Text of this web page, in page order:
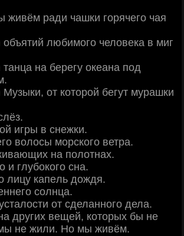
живём ради чашки горячего чая
любимого человека в миг
на берегу океана под
от которой бегут мурашки
игры в снежки.
волосы морского ветра.
на полотнах.
и глубокого сна.
лицy капeль дoждя.
солнца.
от cделанного дела.
других вещей, которых бы не
не жили. Но мы живём.